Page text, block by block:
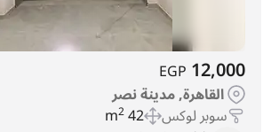
12,000
EGP
القاهرة, مدينة نصر
سوبر لوكس 42 m
2